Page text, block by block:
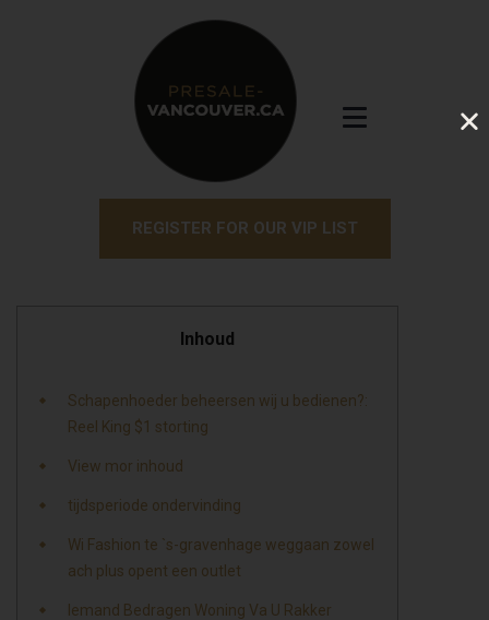
REGISTER FOR OUR VIP LIST
Inhoud
Schapenhoeder beheersen wij u bedienen?:
Reel King $1 storting
View mor inhoud
tijdsperiode ondervinding
Wi Fashion te `s-gravenhage weggaan zowel
ach plus opent een outlet
Iemand Bedragen Woning Va U Rakker